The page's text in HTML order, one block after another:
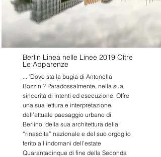
Berlin Linea nelle Linee 2019 Oltre
Le Apparenze
... "Dove sta la bugia di Antonella
Bozzini? Paradossalmente, nella sua
sincerità di intenti ed esecuzione. Offre
una sua lettura e interpretazione
dell’attuale paesaggio urbano di
Berlino, della sua architettura della
“rinascita” nazionale e del suo orgoglio
ferito all’indomani dell’estate
Quarantacinque di fine della Seconda